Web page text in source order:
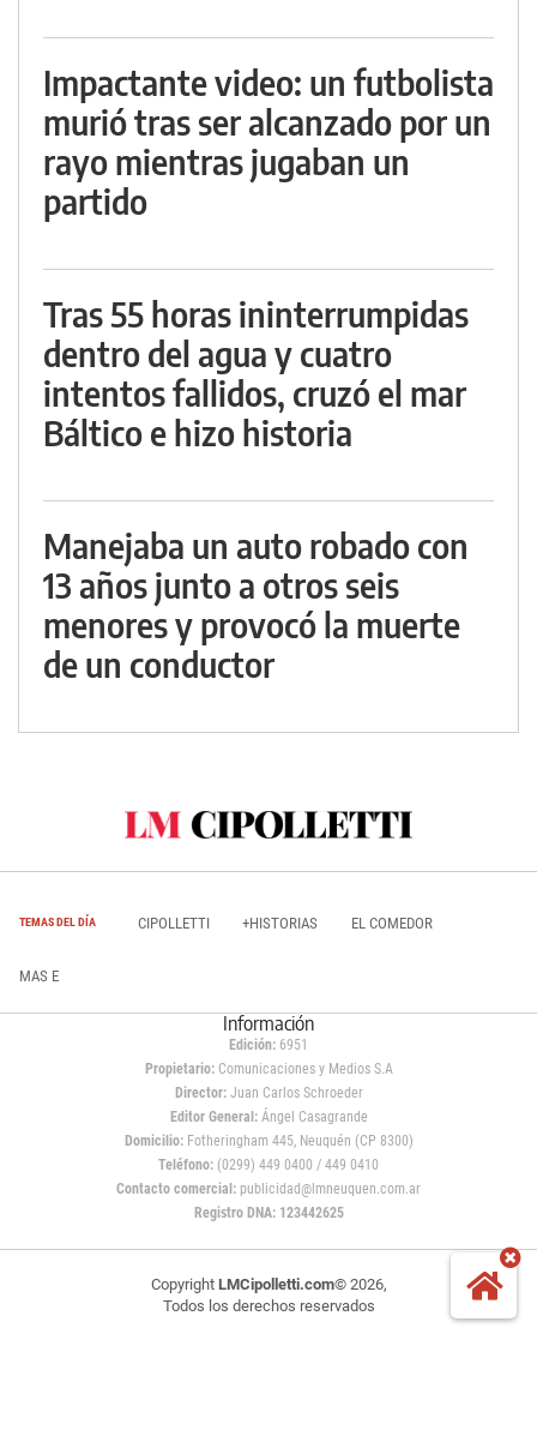
Impactante video: un futbolista
murió tras ser alcanzado por un
rayo mientras jugaban un
partido
Tras 55 horas ininterrumpidas
dentro del agua y cuatro
intentos fallidos, cruzó el mar
Báltico e hizo historia
Manejaba un auto robado con
13 años junto a otros seis
menores y provocó la muerte
de un conductor
TEMAS DEL DÍA CIPOLLETTI +HISTORIAS EL COMEDOR
MAS E
Información
Edición: 6951
Propietario:Comunicaciones y Medios S.A
Director: Juan Carlos Schroeder
Editor General:Ángel Casagrande
Domicilio:Fotheringham 445, Neuquén (CP 8300)
Teléfono: (0299) 449 0400 / 449 0410
Contacto comercial: publicidad@lmneuquen.com.ar
Registro DNA: 123442625
Copyright LMCipolletti.com© 2026,
Todos los derechos reservados